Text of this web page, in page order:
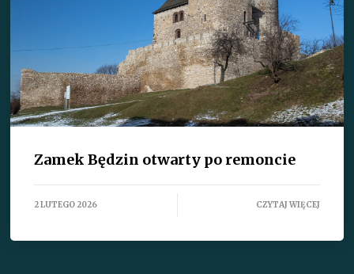
Zamek Będzin otwarty po remoncie
2 LUTEGO 2026 CZYTAJ WIĘCEJ